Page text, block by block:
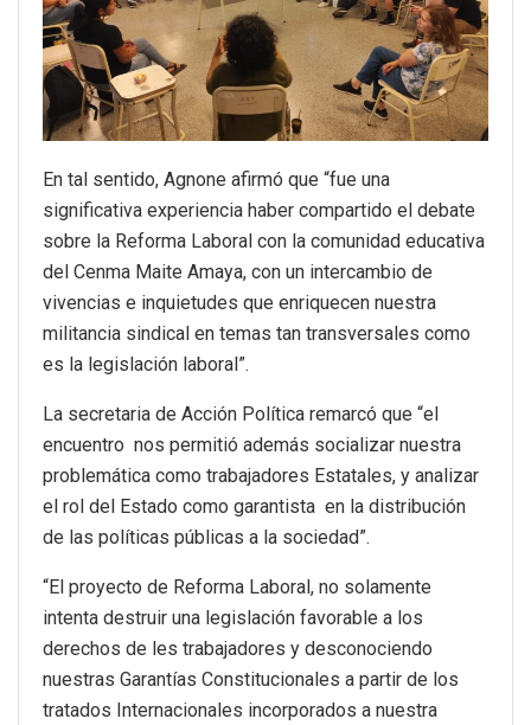
En tal sentido, Agnone afirmó que “fue una
significativa experiencia haber compartido el debate
sobre la Reforma Laboral con la comunidad educativa
del Cenma Maite Amaya, con un intercambio de
vivencias e inquietudes que enriquecen nuestra
militancia sindical en temas tan transversales como
es la legislación laboral”.
La secretaria de Acción Política remarcó que “el
encuentro nos permitió además socializar nuestra
problemática como trabajadores Estatales, y analizar
el rol del Estado como garantista en la distribución
de las políticas públicas a la sociedad”.
“El proyecto de Reforma Laboral, no solamente
intenta destruir una legislación favorable a los
derechos de les trabajadores y desconociendo
nuestras Garantías Constitucionales a partir de los
tratados Internacionales incorporados a nuestra